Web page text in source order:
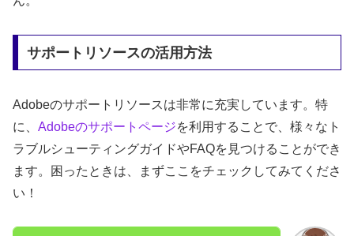
サポートリソースの活用方法
Adobeのサポートリソースは非常に充実しています。特
に、 Adobeのサポートページを利用することで、様々なト
ラブルシューティングガイドやFAQを見つけることができ
ます。困ったときは、まずここをチェックしてみてくださ
い！